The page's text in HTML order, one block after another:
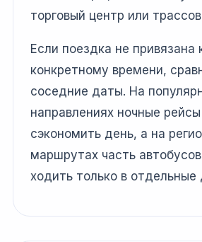
торговый центр или
Если поездка не привязана
конкретному времени,
соседние даты. На
направлениях ночные
сэкономить день, а на
маршрутах часть
ходить только в отдельные